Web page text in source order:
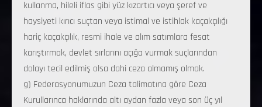
kullanma, hileli iflas gibi yüz kızartıcı veya şeref ve
haysiyeti kırıcı suçtan veya istimal ve istihlak kaçakçılığı
hariç kaçakçılık, resmi ihale ve alım satımlara fesat
karıştırmak, devlet sırlarını açığa vurmak suçlarından
dolayı tecil edilmiş olsa dahi ceza almamış olmak.
g) Federasyonumuzun Ceza talimatına göre Ceza
Kurullarınca haklarında altı aydan fazla veya son üç yıl